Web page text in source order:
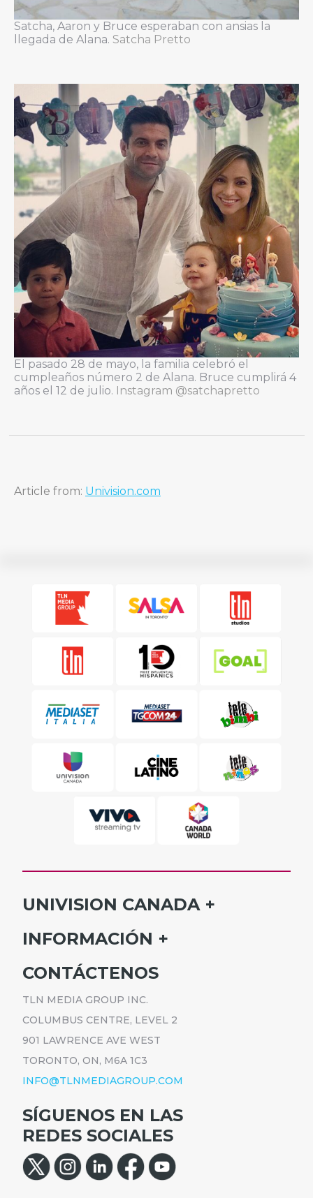
Satcha, Aaron y Bruce esperaban con ansias la
llegada de Alana. Satcha Pretto
El pasado 28 de mayo, la familia celebró el
cumpleaños número 2 de Alana. Bruce cumplirá 4
años el 12 de julio. I nstagram @satchapretto
Article from: Univision.com
UNIVISION CANADA
INICIO
PROGRAMAS
INFORMACIÓN
SUSCRÍBETE
CARRERAS
POLÍTICA DE PRIVACIDAD
ACCESIBILIDAD
CONTÁCTENOS
TLN MEDIA GROUP INC.
COLUMBUS CENTRE, LEVEL 2
901 LAWRENCE AVE WEST
TORONTO, ON, M6A 1C3
INFO@TLNMEDIAGROUP.COM
SÍGUENOS EN LAS
REDES SOCIALES